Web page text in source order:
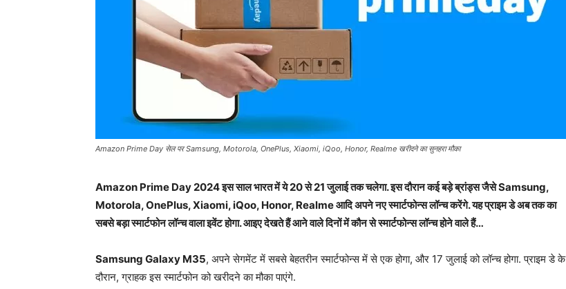
Amazon Prime Day सेल पर Samsung, Motorola, OnePlus, Xiaomi, iQoo, Honor, Realme खरीदने का सुनहरा मौका
Amazon Prime Day 2024 इस साल भारत में ये 20 से 21 जुलाई तक चलेगा. इस दौरान कई बड़े ब्रांड्स जैसे Samsung,
Motorola, OnePlus, Xiaomi, iQoo, Honor, Realme आदि अपने नए स्मार्टफोन्स लॉन्च करेंगे. यह प्राइम डे अब तक का
सबसे बड़ा स्मार्टफोन लॉन्च वाला इवेंट होगा. आइए देखते हैं आने वाले दिनों में कौन से स्मार्टफोन्स लॉन्च होने वाले हैं…
Samsung Galaxy M35, अपने सेगमेंट में सबसे बेहतरीन स्मार्टफोन्स में से एक होगा, और 17 जुलाई को लॉन्च होगा. प्राइम डे के
दौरान, ग्राहक इस स्मार्टफोन को खरीदने का मौका पाएंगे.